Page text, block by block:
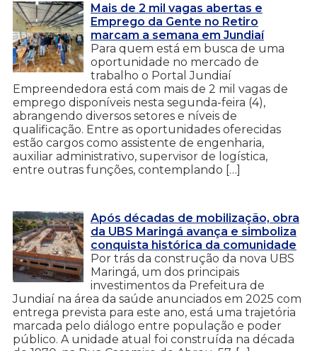
Mais de 2 mil vagas abertas e
Emprego da Gente no Retiro
marcam a semana em Jundiaí
Para quem está em busca de uma
oportunidade no mercado de
trabalho o Portal Jundiaí
Empreendedora está com mais de 2 mil vagas de
emprego disponíveis nesta segunda-feira (4),
abrangendo diversos setores e níveis de
qualificação. Entre as oportunidades oferecidas
estão cargos como assistente de engenharia,
auxiliar administrativo, supervisor de logística,
entre outras funções, contemplando […]
Após décadas de mobilização, obra
da UBS Maringá avança e simboliza
conquista histórica da comunidade
Por trás da construção da nova UBS
Maringá, um dos principais
investimentos da Prefeitura de
Jundiaí na área da saúde anunciados em 2025 com
entrega prevista para este ano, está uma trajetória
marcada pelo diálogo entre população e poder
público. A unidade atual foi construída na década